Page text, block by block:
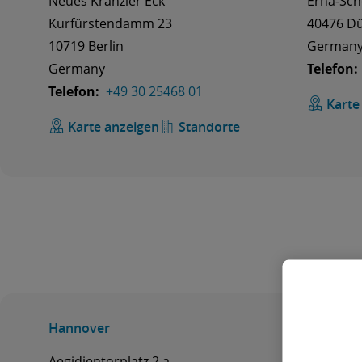
Kurfürstendamm 23
10719 Berlin
Germany
Telefon: +49 30 25468 01
Karte anzeigen
Standorte
40476
Telefon:
Hannover